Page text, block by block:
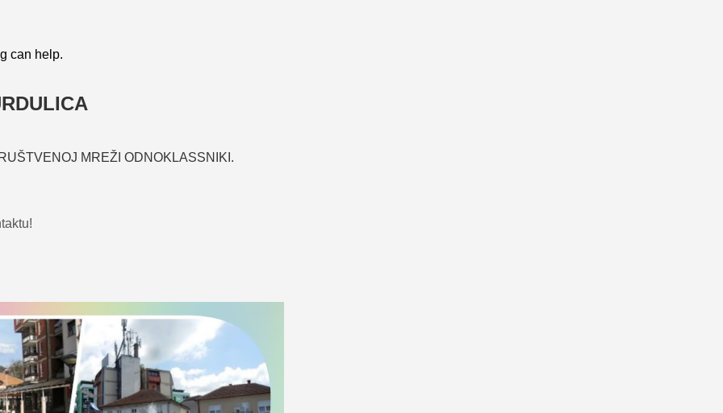
can help.
MREŽI ODNOKLASSNIKI.